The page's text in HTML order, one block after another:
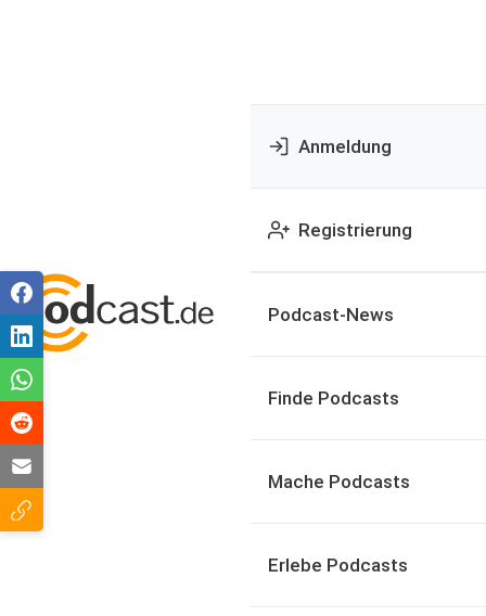
Anmeldung
Registrierung
Podcast-News
Finde Podcasts
Mache Podcasts
Erlebe Podcasts